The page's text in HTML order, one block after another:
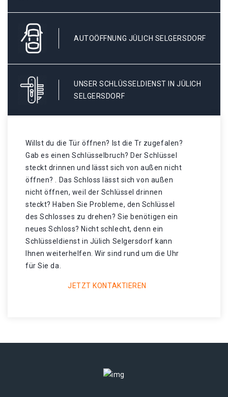
AUTOÖFFNUNG JÜLICH SELGERSDORF
UNSER SCHLÜSSELDIENST IN JÜLICH
SELGERSDORF
Willst du die Tür öffnen? Ist die Tr zugefalen?
Gab es einen Schlüsselbruch? Der Schlüssel
steckt drinnen und lässt sich von außen nicht
öffnen? . Das Schloss lässt sich von außen
nicht öffnen, weil der Schlüssel drinnen
steckt? Haben Sie Probleme, den Schlüssel
des Schlosses zu drehen? Sie benötigen ein
neues Schloss? Nicht schlecht, denn ein
Schlüsseldienst in Jülich Selgersdorf kann
Ihnen weiterhelfen. Wir sind rund um die Uhr
für Sie da.
JETZT KONTAKTIEREN